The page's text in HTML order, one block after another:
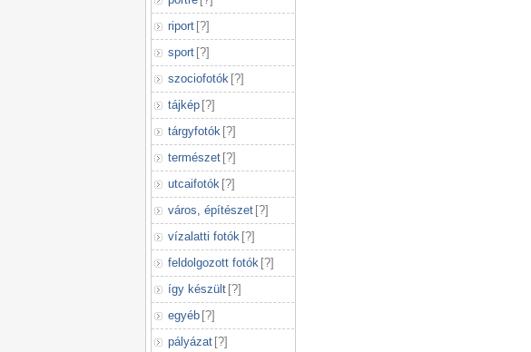
riport [?]
sport [?]
szociofotók [?]
tájkép [?]
tárgyfotók [?]
természet [?]
utcaifotók [?]
város, építészet [?]
vízalatti fotók [?]
feldolgozott fotók [?]
így készült [?]
egyéb [?]
pályázat [?]